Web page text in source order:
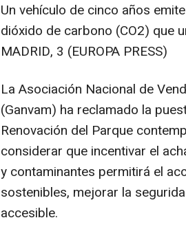
Un vehículo de cinco años
dióxido de carbono (CO2) que
MADRID, 3 (EUROPA PRESS)
La Asociación Nacional de
(Ganvam) ha reclamado la
Renovación del Parque
considerar que incentivar el
y contaminantes permitirá el
sostenibles, mejorar la
accesible.